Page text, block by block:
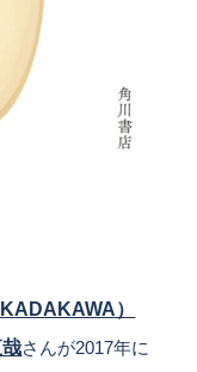
）
さんが2017年に